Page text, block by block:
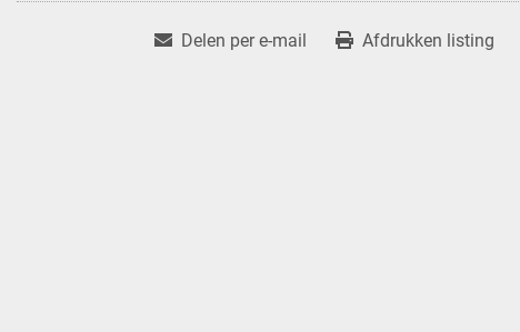
Delen per e-mail Afdrukken listing